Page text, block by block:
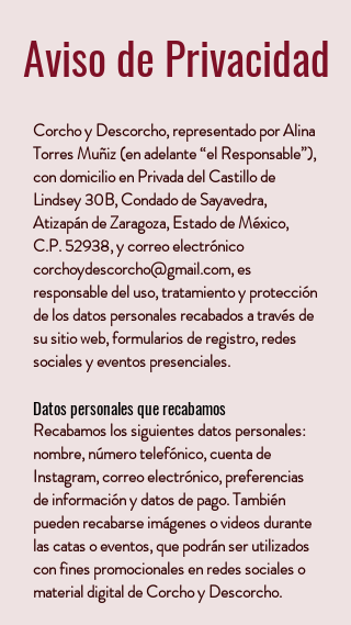
Aviso de Privacidad
Corcho y Descorcho, representado por Alina
Torres Muñiz (en adelante “el Responsable”),
con domicilio en Privada del Castillo de
Lindsey 30B, Condado de Sayavedra,
Atizapán de Zaragoza, Estado de México,
C.P. 52938, y correo electrónico
corchoydescorcho@gmail.com, es
responsable del uso, tratamiento y protección
de los datos personales recabados a través de
su sitio web, formularios de registro, redes
sociales y eventos presenciales.
Datos personales que recabamos
Recabamos los siguientes datos personales:
nombre, número telefónico, cuenta de
Instagram, correo electrónico, preferencias
de información y datos de pago. También
pueden recabarse imágenes o videos durante
las catas o eventos, que podrán ser utilizados
con fines promocionales en redes sociales o
material digital de Corcho y Descorcho.